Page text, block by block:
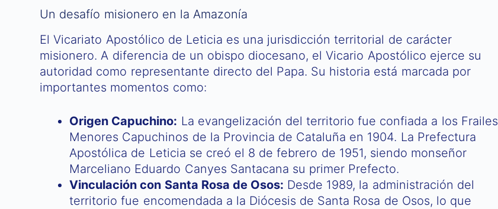
Un desafío misionero en la Amazonía
El Vicariato Apostólico de Leticia es una jurisdicción territorial de carácter
misionero. A diferencia de un obispo diocesano, el Vicario Apostólico ejerce su
autoridad como representante directo del Papa. Su historia está marcada por
importantes momentos como:
Origen Capuchino: La evangelización del territorio fue confiada a los Frailes
Menores Capuchinos de la Provincia de Cataluña en 1904. La Prefectura
Apostólica de Leticia se creó el 8 de febrero de 1951, siendo monseñor
Marceliano Eduardo Canyes Santacana su primer Prefecto.
Vinculación con Santa Rosa de Osos: Desde 1989, la administración del
territorio fue encomendada a la Diócesis de Santa Rosa de Osos, lo que